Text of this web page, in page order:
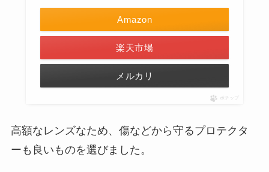
Amazon
楽天市場
メルカリ
ポチップ
高額なレンズなため、傷などから守るプロテクタ
ーも良いものを選びました。